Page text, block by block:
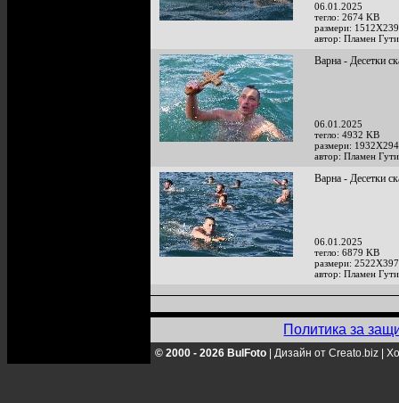
06.01.2025
тегло: 2674 KB
размери:
автор: Пламен
Варна - Десетки
06.01.2025
тегло: 4932 KB
размери:
автор: Пламен
Варна - Десетки
06.01.2025
тегло: 6879 KB
размери:
автор: Пламен
Политика за
© 2000 - 2026 BulFoto Дизайн от Creato.biz